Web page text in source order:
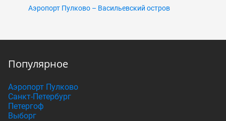
Аэропорт Пулково – Васильевский остров
Популярное
Аэропорт Пулково
Санкт-Петербург
Петергоф
Выборг